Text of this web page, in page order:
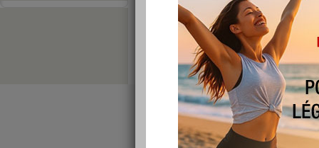
Printemps 2014,
changement.
publié le 14/04/2014 à 12:53